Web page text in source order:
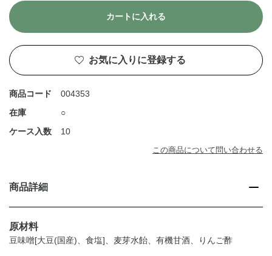
カートに入れる
お気に入りに登録する
商品コード
004353
在庫
○
ケース入数
10
この商品について問い合わせる
商品詳細
原材料
豆味噌[大豆(国産)、食塩]、麦芽水飴、有機甘酒、りんご酢